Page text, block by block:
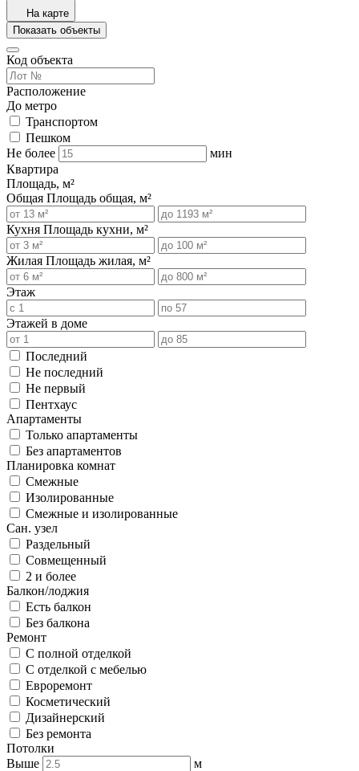
На карте
Показать объекты
Код объекта
Расположение
До метро
Транспортом
Пешком
Не более
мин
Квартира
Площадь, м²
Общая Площадь общая, м²
Кухня Площадь кухни, м²
Жилая Площадь жилая, м²
Этаж
Этажей в доме
Последний
Не последний
Не первый
Пентхаус
Апартаменты
Только апартаменты
Без апартаментов
Планировка комнат
Смежные
Изолированные
Смежные и изолированные
Сан. узел
Раздельный
Совмещенный
2 и более
Балкон/лоджия
Есть балкон
Без балкона
Ремонт
С полной отделкой
С отделкой с мебелью
Евроремонт
Косметический
Дизайнерский
Без ремонта
Потолки
Выше
м